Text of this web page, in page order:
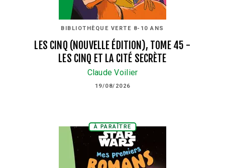
BIBLIOTHÈQUE VERTE 8-10 ANS
LES CINQ (NOUVELLE ÉDITION), TOME 45 -
LES CINQ ET LA CITÉ SECRÈTE
Claude Voilier
19/08/2026
À PARAÎTRE